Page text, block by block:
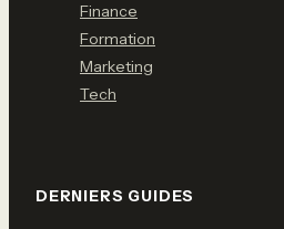
Finance
Formation
Marketing
Tech
DERNIERS GUIDES